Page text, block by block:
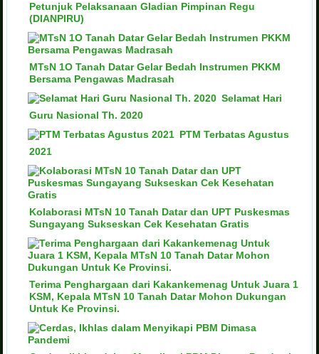
Petunjuk Pelaksanaan Gladian Pimpinan Regu
(DIANPIRU)
MTsN 1O Tanah Datar Gelar Bedah Instrumen PKKM
Bersama Pengawas Madrasah
Selamat Hari
Guru Nasional Th. 2020
PTM Terbatas Agustus
2021
Kolaborasi MTsN 10 Tanah Datar dan UPT Puskesmas
Sungayang Sukseskan Cek Kesehatan Gratis
Terima Penghargaan dari Kakankemenag Untuk Juara 1
KSM, Kepala MTsN 10 Tanah Datar Mohon Dukungan
Untuk Ke Provinsi.